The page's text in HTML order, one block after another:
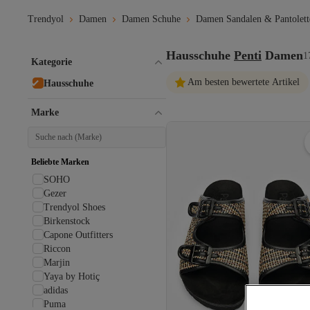
Trendyol Damen Damen Schuhe Damen Sandalen &
Hausschuhe Penti Damen
Am besten bewertete Artikel
Kategorie
Hausschuhe
Marke
Beliebte Marken
SOHO
Gezer
Trendyol Shoes
Birkenstock
Capone Outfitters
Riccon
Marjin
Yaya by Hotiç
adidas
Puma